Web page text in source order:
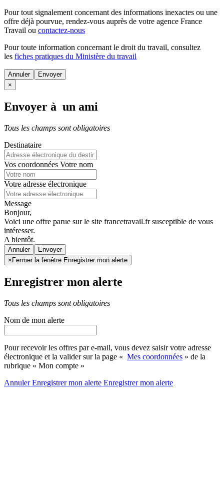
Pour tout signalement concernant des informations inexactes ou une
offre déjà pourvue, rendez-vous auprès de votre agence France
Travail ou contactez-nous
Pour toute information concernant le droit du travail, consultez
les fiches pratiques du Ministère du travail
Annuler
×
Envoyer à un ami
Tous les champs sont obligatoires
Destinataire
Vos coordonnées Votre nom
Votre adresse électronique
Message
Bonjour,
Voici une offre parue sur le site francetravail.fr susceptible de vous
intéresser.
A bientôt.
Annuler
× Fermer la fenêtre Enregistrer mon alerte
Enregistrer mon alerte
Tous les champs sont obligatoires
Nom de mon alerte
Pour recevoir les offres par e-mail, vous devez saisir votre adresse
électronique et la valider sur la page « Mes coordonnées » de la
rubrique « Mon compte »
AnnulerEnregistrer mon alerte Enregistrermon alerte